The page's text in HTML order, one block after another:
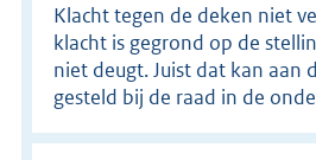
Klacht tegen de deken niet
klacht is gegrond op de
niet deugt. Juist dat kan aan
gesteld bij de raad in de